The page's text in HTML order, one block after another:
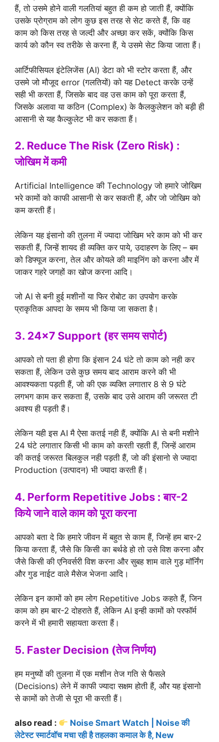
हैं, तो उसमे होने वाली गलतियां बहुत ही कम हो जाती हैं, क्योंकि
उसके प्रोग्राम को लोग कुछ इस तरह से सेट करते हैं, कि वह
काम को किस तरह से जल्दी और अच्छा कर सकें, क्योंकि किस
कार्य को कौन स्व तरीके से करना हैं, ये उसमे सेट किया जाता हैं।
आर्टिफीसियल इंटेलिजेंस (AI) डेटा को भी स्टोर करता हैं, और
उसमे जो मौजूद error (गलतियों) को यह Detect करके उन्हें
सही भी करता हैं, जिसके बाद वह उस काम को पूरा करता हैं,
जिसके अलावा या कठिन (Complex) के कैलकुलेशन को बड़ी ही
आसानी से यह कैल्कुलेट भी कर सकता हैं।
2. Reduce The Risk (Zero Risk) :
जोखिम में कमी
Artificial Intelligence की Technology जो हमारे जोखिम
भरे कामों को काफी आसानी से कर सकती हैं, और जो जोखिम को
कम करती हैं।
लेकिन यह इंसानो की तुलना में ज्यादा जोखिम भरे काम को भी कर
सकती हैं, जिन्हें शायद ही व्यक्ति कर पाये, उदाहरण के लिए – बम
को डिफ्यूज करना, तेल और कोयले की माइनिंग को करना और में
जाकर गहरे जगहों का खोज करना आदि।
जो AI से बनी हुई मशीनों या फिर रोबोट का उपयोग करके
प्राकृतिक आपदा के समय भी किया जा सकता है।
3. 24×7 Support (हर समय सपोर्ट)
आपको तो पता ही होगा कि इंसान 24 घंटे तो काम को नही कर
सकता हैं, लेकिन उसे कुछ समय बाद आराम करने की भी
आवश्यकता पड़ती हैं, जो की एक व्यक्ति लगातार 8 से 9 घंटे
लगभग काम कर सकता हैं, उसके बाद उसे आराम की जरूरत टी
अवश्य ही पड़ती हैं।
लेकिन यही इस AI मै ऐसा कतई नही हैं, क्योंकि AI से बनी मशीने
24 घंटे लगातार किसी भी काम को करती रहती हैं, जिन्हें आराम
की कतई जरूरत बिलकुल नही पड़ती हैं, जो की इंसानो से ज्यादा
Production (उत्पादन) भी ज्यादा करती हैं।
4. Perform Repetitive Jobs : बार-2
किये जाने वाले काम को पूरा करना
आपको बता दे कि हमारे जीवन में बहुत से काम हैं, जिन्हें हम बार-2
किया करता हैं, जैसे कि किसी का बर्थडे हो तो उसे विश करना और
जैसे किसी की एनिवर्सरी विश करना और सुबह शाम वाले गुड़ मॉर्निंग
और गुड नाईट वाले मैसेज भेजना आदि।
लेकिन इन कामों को हम लोग Repetitive Jobs कहते हैं, जिन
काम को हम बार-2 दोहराते हैं, लेकिन AI इन्ही कामों को परफॉर्म
करने में भी हमारी सहायता करता हैं।
5. Faster Decision (तेज निर्णय)
हम मनुष्यों की तुलना में एक मशीन तेज गति से फैसले
(Decisions) लेने में काफी ज्यादा सक्षम होती हैं, और यह इंसानो
से कामों को तेजी से पूरा भी करती हैं।
also read :
Noise Smart Watch | Noise की
लेटेस्ट स्मार्टवॉच मचा रही है तहलका कमाल के है, New